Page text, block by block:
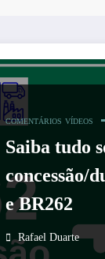
COMENTÁRIOS VÍDEOS
Saiba tudo
concessão/
e BR262
Rafael Duarte